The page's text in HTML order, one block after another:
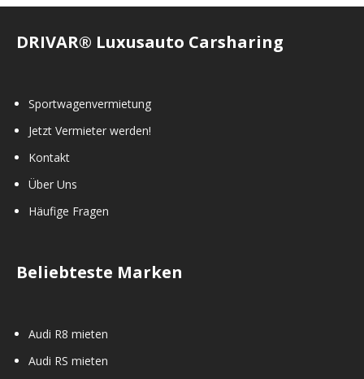
DRIVAR® Luxusauto Carsharing
Sportwagenvermietung
Jetzt Vermieter werden!
Kontakt
Über Uns
Häufige Fragen
Beliebteste Marken
Audi R8 mieten
Audi RS mieten